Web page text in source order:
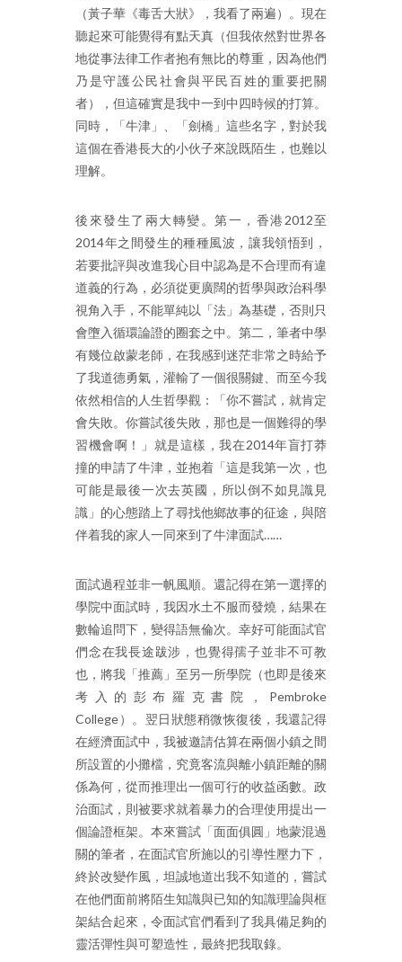
（黃子華《毒舌大狀》，我看了兩遍）。現在
聽起來可能覺得有點天真（但我依然對世界各
地從事法律工作者抱有無比的尊重，因為他們
乃是守護公民社會與平民百姓的重要把關
者），但這確實是我中一到中四時候的打算。
同時，「牛津」、「劍橋」這些名字，對於我
這個在香港長大的小伙子來說既陌生，也難以
理解。
後來發生了兩大轉變。第一，香港2012至
2014年之間發生的種種風波，讓我領悟到，
若要批評與改進我心目中認為是不合理而有違
道義的行為，必須從更廣闊的哲學與政治科學
視角入手，不能單純以「法」為基礎，否則只
會墮入循環論證的圈套之中。第二，筆者中學
有幾位啟蒙老師，在我感到迷茫非常之時給予
了我道德勇氣，灌輸了一個很關鍵、而至今我
依然相信的人生哲學觀：「你不嘗試，就肯定
會失敗。你嘗試後失敗，那也是一個難得的學
習機會啊！」就是這樣，我在2014年盲打莽
撞的申請了牛津，並抱着「這是我第一次，也
可能是最後一次去英國，所以倒不如見識見
識」的心態踏上了尋找他鄉故事的征途，與陪
伴着我的家人一同來到了牛津面試……
面試過程並非一帆風順。還記得在第一選擇的
學院中面試時，我因水土不服而發燒，結果在
數輪追問下，變得語無倫次。幸好可能面試官
們念在我長途跋涉，也覺得孺子並非不可教
也，將我「推薦」至另一所學院（也即是後來
考入的彭布羅克書院，Pembroke
College）。翌日狀態稍微恢復後，我還記得
在經濟面試中，我被邀請估算在兩個小鎮之間
所設置的小攤檔，究竟客流與離小鎮距離的關
係為何，從而推理出一個可行的收益函數。政
治面試，則被要求就着暴力的合理使用提出一
個論證框架。本來嘗試「面面俱圓」地蒙混過
關的筆者，在面試官所施以的引導性壓力下，
終於改變作風，坦誠地道出我不知道的，嘗試
在他們面前將陌生知識與已知的知識理論與框
架結合起來，令面試官們看到了我具備足夠的
靈活彈性與可塑造性，最終把我取錄。